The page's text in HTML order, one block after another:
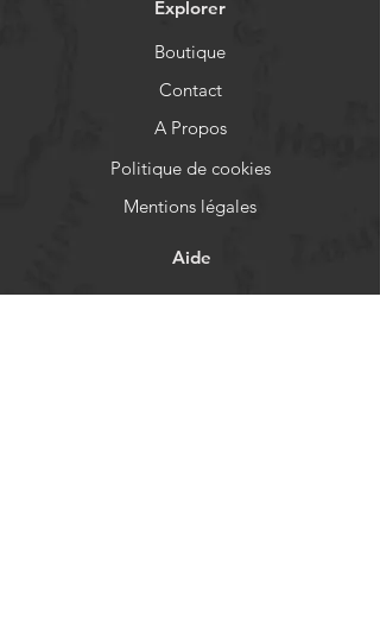
Explorer
Boutique
Contact
A Propos
Politique de cookies
Mentions légales
Aide